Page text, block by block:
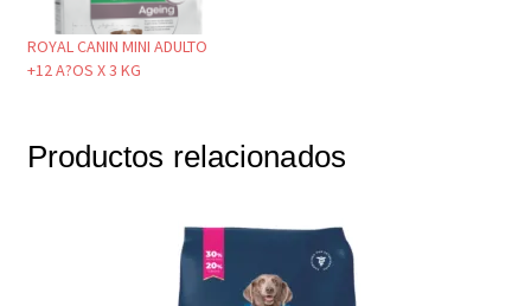
ROYAL CANIN MINI ADULTO
+12 A?OS X 3 KG
Productos relacionados